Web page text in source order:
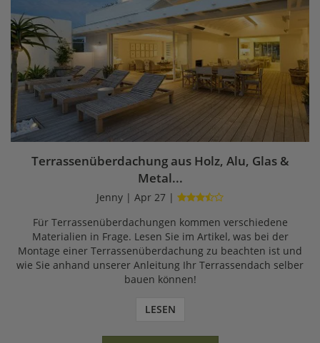
Terrassenüberdachung aus Holz, Alu, Glas &
Metal...
Jenny | Apr 27 |
Für Terrassenüberdachungen kommen verschiedene
Materialien in Frage. Lesen Sie im Artikel, was bei der
Montage einer Terrassenüberdachung zu beachten ist und
wie Sie anhand unserer Anleitung Ihr Terrassendach selber
bauen können!
LESEN